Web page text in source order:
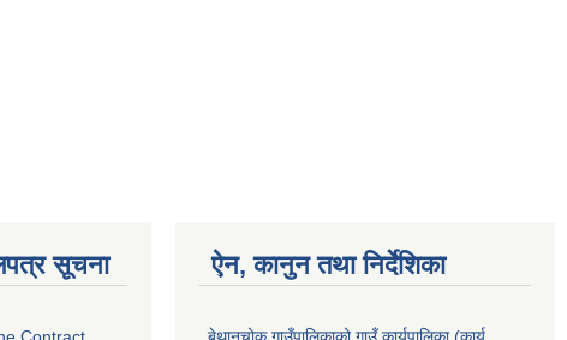
सूचना ऐन, कानुन तथा निर्देशिका